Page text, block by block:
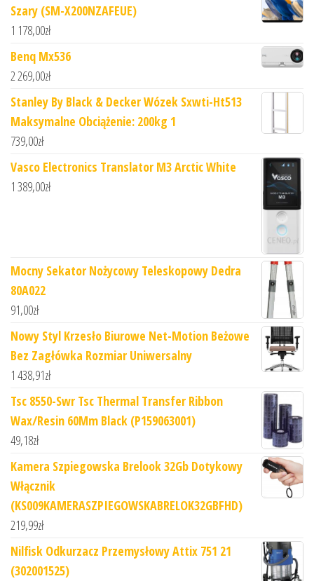
Szary (SM-X200NZAFEUE)
1 178,00zł
Benq Mx536
2 269,00zł
Stanley By Black & Decker Wózek Sxwti-Ht513
Maksymalne Obciążenie: 200kg 1
739,00zł
Vasco Electronics Translator M3 Arctic White
1 389,00zł
Mocny Sekator Nożycowy Teleskopowy Dedra
80A022
91,00zł
Nowy Styl Krzesło Biurowe Net-Motion Beżowe
Bez Zagłówka Rozmiar Uniwersalny
1 438,91zł
Tsc 8550-Swr Tsc Thermal Transfer Ribbon
Wax/Resin 60Mm Black (P159063001)
49,18zł
Kamera Szpiegowska Brelook 32Gb Dotykowy
Włącznik
(KS009KAMERASZPIEGOWSKABRELOK32GBFHD)
219,99zł
Nilfisk Odkurzacz Przemysłowy Attix 751 21
(302001525)